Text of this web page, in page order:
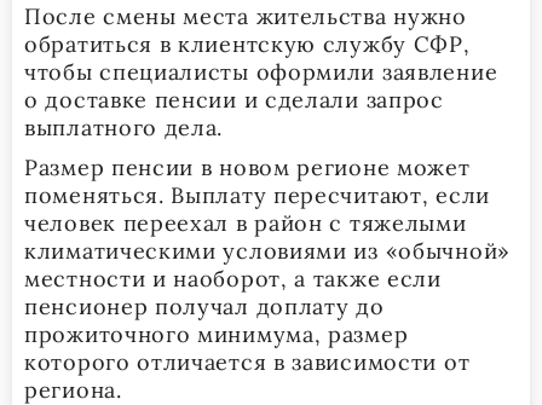
После смены места жительства нужно
обратиться в клиентскую службу СФР,
чтобы специалисты оформили заявление
о доставке пенсии и сделали запрос
выплатного дела.
Размер пенсии в новом регионе может
поменяться. Выплату пересчитают, если
человек переехал в район с тяжелыми
климатическими условиями из «обычной»
местности и наоборот, а также если
пенсионер получал доплату до
прожиточного минимума, размер
которого отличается в зависимости от
региона.